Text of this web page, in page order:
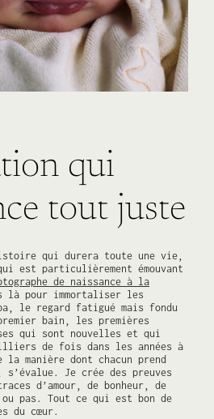
qui
tout juste
qui durera toute une vie,
est particulièrement émouvant
de naissance à la
là pour immortaliser les
le regard fatigué mais fondu
bain, les premières
qui sont nouvelles et qui
de fois dans les années à
manière dont chacun prend
s’évalue. Je crée des preuves
d’amour, de bonheur, de
pas. Tout ce qui est bon de
du cœur.